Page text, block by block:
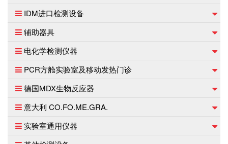
IDM进口检测设备
辅助器具
电化学检测仪器
PCR方舱实验室及移动发热门诊
德国MDX生物反应器
意大利 CO.FO.ME.GRA.
实验室通用仪器